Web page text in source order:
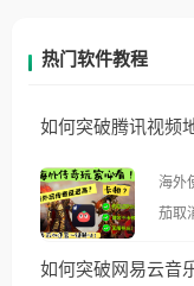
热门软件教程
如何突破腾讯视频
海外
茄取消海外
示语。 海外用户如香港、澳门、台
如何突破网易云音